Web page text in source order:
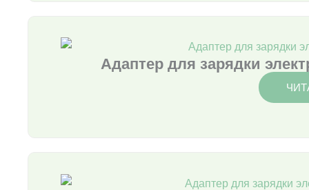
Адаптер для зарядки